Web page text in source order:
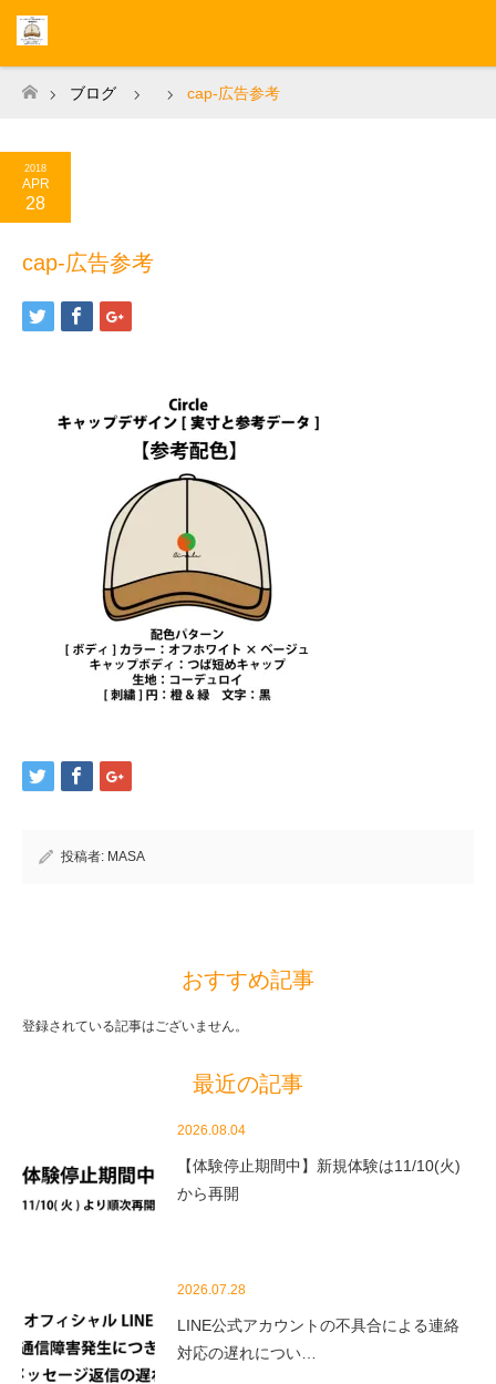
ホーム
ブログ cap-広告参考
2018
APR
28
cap-広告参考
投稿者: MASA
おすすめ記事
登録されている記事はございません。
最近の記事
2026.08.04
【体験停止期間中】新規体験は11/10(火)
から再開
2026.07.28
LINE公式アカウントの不具合による連絡
対応の遅れについ…